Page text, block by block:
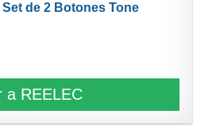
de 2 Botones Tone
a REELEC